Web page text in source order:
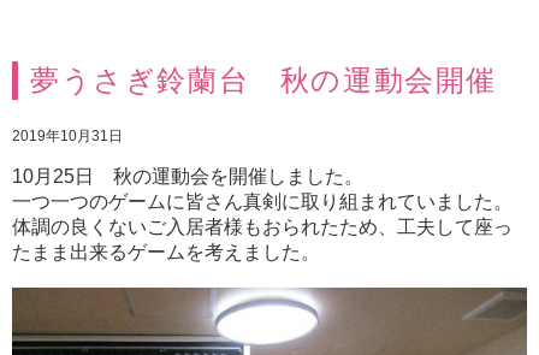
夢うさぎ鈴蘭台 秋の運動会開催
2019年10月31日
10月25日 秋の運動会を開催しました。
一つ一つのゲームに皆さん真剣に取り組まれていました。
体調の良くないご入居者様もおられたため、工夫して座っ
たまま出来るゲームを考えました。